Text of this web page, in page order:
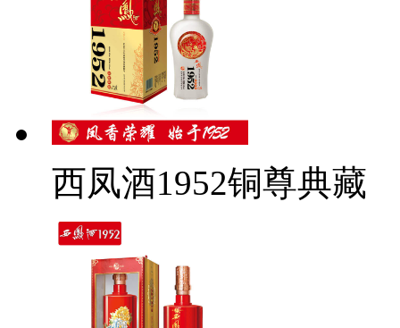
西凤酒1952铜尊典藏